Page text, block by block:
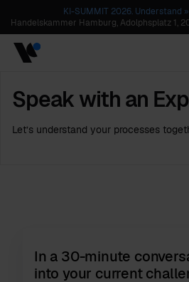
KI-SUMMIT 2026. Understand
Handelskammer Hamburg, Adolphsplatz 1,
Speak with an
Let’s understand your processes
In a 30-minute
into your current